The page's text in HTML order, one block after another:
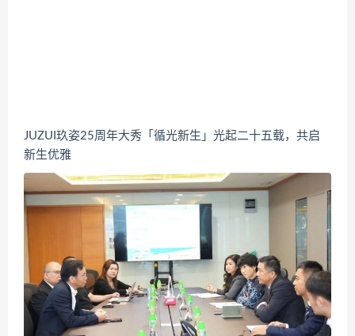
JUZUI玖姿25周年大秀「循光新生」光起二十五载，共启
新生优雅